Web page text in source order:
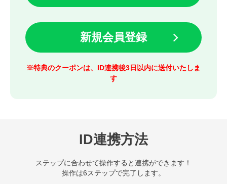
新規会員登録
※特典のクーポンは、ID連携後3日以内に送付いたしま
す
ID連携方法
ステップに合わせて操作すると連携ができます！
操作は6ステップで完了します。